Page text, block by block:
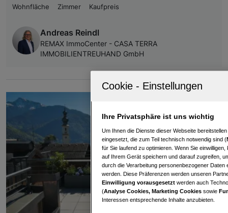
Wohnfläche
Zimmer Kaufpreis
Andreas Reindl
REMAX ImmoCenter - CASA TERRA
IMMOBILIENTREUHAND GmbH
Ihre Privatsphäre ist uns wichtig
Um Ihnen die Dienste dieser Webseite
eingesetzt, die zum Teil technisch notwendig sind (
für Sie laufend zu optimieren. Wenn Sie
auf Ihrem Gerät speichern und darauf zugreifen,
durch die Verarbeitung personenbezogener
werden. Diese Präferenzen werden unseren
Einwilligung vorausgesetzt werden auch
(Analyse Cookies, Marketing Cookies sowie
Interessen entsprechende Inhalte anzubieten.